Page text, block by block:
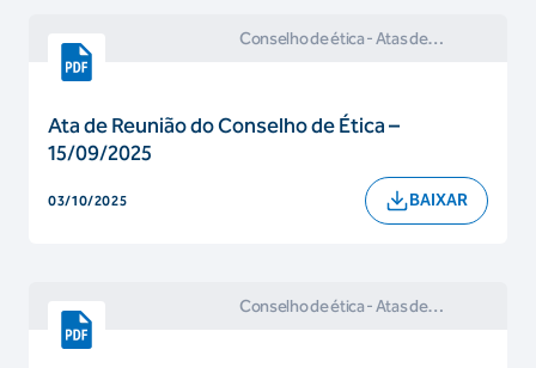
Conselho de ética- Atas de
Ata de Reunião do Conselho de Ética –
15/09/2025
03/10/2025 BAIXAR
Conselho de ética- Atas de